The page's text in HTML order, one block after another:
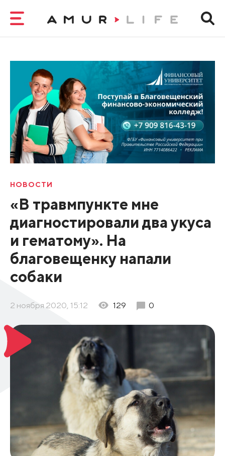
НОВОСТИ
«В травмпункте мне
диагностировали два укуса
и гематому». На
благовещенку напали
собаки
2 ноября 2020, 15:12 129 0